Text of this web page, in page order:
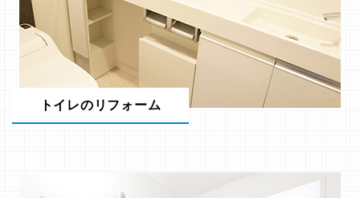
トイレのリフォーム